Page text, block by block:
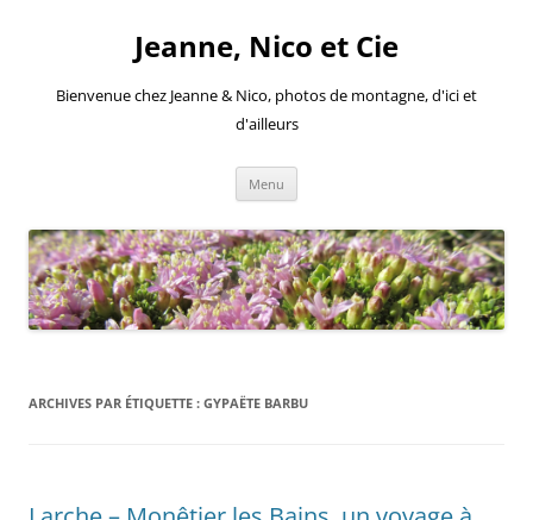
Jeanne, Nico et Cie
Bienvenue chez Jeanne & Nico, photos de montagne, d'ici et
d'ailleurs
Menu
ARCHIVES PAR ÉTIQUETTE : GYPAËTE BARBU